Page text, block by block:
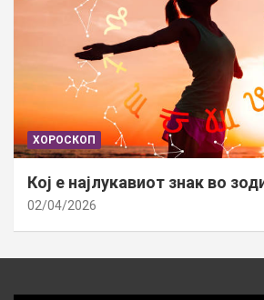
ХОРОСКОП
Кој е најлукавиот знак во
02/04/2026